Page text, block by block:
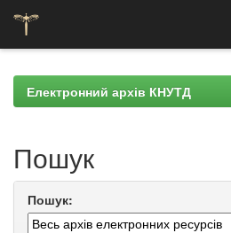
navigationЕлектронний архів КНУТД
Пошук
Пошук: